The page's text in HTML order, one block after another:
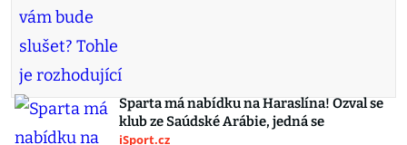
Sparta má nabídku na Haraslína! Ozval se
klub ze Saúdské Arábie, jedná se
iSport.cz